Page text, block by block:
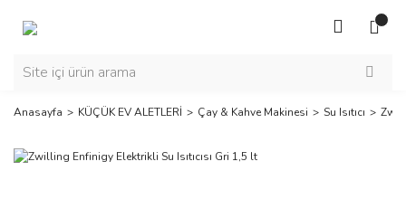
Anasayfa KÜÇÜK EV ALETLERİ Çay & Kahve Makinesi Su Isıtıcı